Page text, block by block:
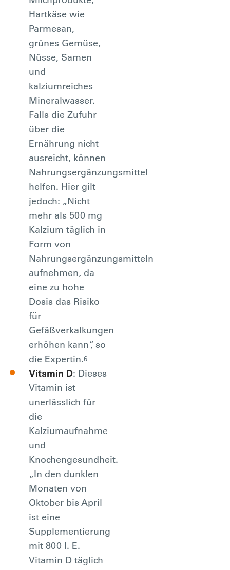
Hartkäse wie
Parmesan,
grünes Gemüse,
Nüsse, Samen
und
kalziumreiches
Mineralwasser.
Falls die Zufuhr
über die
Ernährung nicht
ausreicht, können
Nahrungsergänzungsmittel
helfen. Hier gilt
jedoch: „Nicht
mehr als 500 mg
Kalzium täglich in
Form von
Nahrungsergänzungsmitteln
aufnehmen, da
eine zu hohe
Dosis das Risiko
für
Gefäßverkalkungen
erhöhen kann“, so
die Expertin.6
Vitamin D: Dieses
Vitamin ist
unerlässlich für
die
Kalziumaufnahme
und
Knochengesundheit.
„In den dunklen
Monaten von
Oktober bis April
ist eine
Supplementierung
mit 800 I. E.
Vitamin D täglich